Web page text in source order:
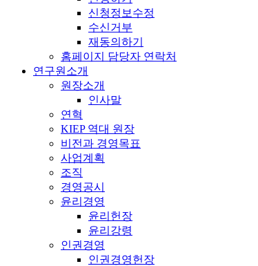
신청정보수정
수신거부
재동의하기
홈페이지 담당자 연락처
연구원소개
원장소개
인사말
연혁
KIEP 역대 원장
비전과 경영목표
사업계획
조직
경영공시
윤리경영
윤리헌장
윤리강령
인권경영
인권경영헌장